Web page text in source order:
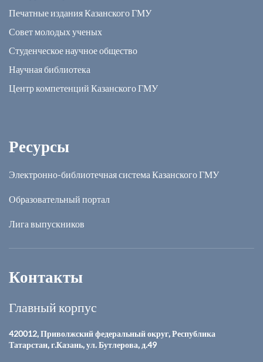
Печатные издания Казанского ГМУ
Совет молодых ученых
Студенческое научное общество
Научная библиотека
Центр компетенций Казанского ГМУ
Ресурсы
Электронно-библиотечная система Казанского ГМУ
Образовательный портал
Лига выпускников
Контакты
Главный корпус
420012, Приволжский федеральный округ, Республика
Татарстан, г.Казань, ул. Бутлерова, д.49